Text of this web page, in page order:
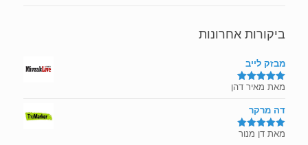
ביקורות אחרונות
מבזק לייב
דורג 5מתוך
מאת מאיר דהן
דה מרקר
דורג 5מתוך
מאת דן מנור